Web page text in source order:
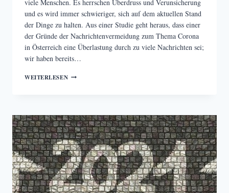
viele Menschen. Es herrschen Überdruss und Verunsicherung
und es wird immer schwieriger, sich auf dem aktuellen Stand
der Dinge zu halten. Aus einer Studie geht heraus, dass einer
der Gründe der Nachrichtenvermeidung zum Thema Corona
in Österreich eine Überlastung durch zu viele Nachrichten sei;
wir haben bereits…
WEITERLESENCORONA-